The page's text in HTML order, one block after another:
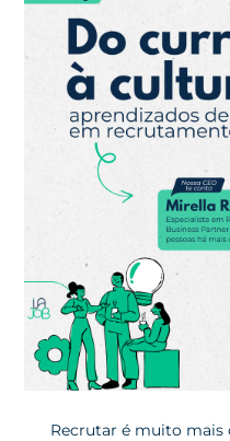
Recrutar é muito mais